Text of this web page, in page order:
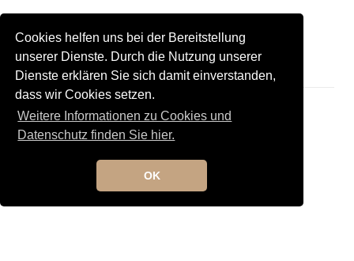
Cookies helfen uns bei der Bereitstellung
unserer Dienste. Durch die Nutzung unserer
Dienste erklären Sie sich damit einverstanden,
dass wir Cookies setzen.
Weitere Informationen zu Cookies und
Datenschutz finden Sie hier.
OK
www.muenchen-tango.com